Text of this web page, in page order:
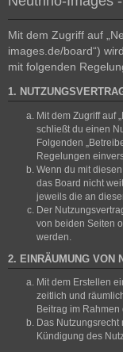
Mit dem Zugriff auf
images.de/board“)
mit folgenden
1.
Mit dem Zugriff auf
schließt du einen
Folgenden
Regelungen
Wenn du mit
das Board nicht
jeweils die an
Der
von beiden Seiten
werden.
2. EINRÄUMUNG VON
Mit dem Erstellen
zeitlich und
Beitrag im
Das
Kündigung des